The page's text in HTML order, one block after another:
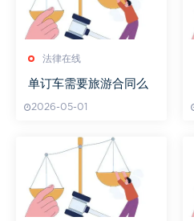
法律在线
单订车需要旅游合同么
2026-05-01